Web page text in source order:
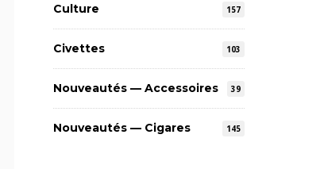
Culture 157
Civettes 103
Nouveautés — Accessoires 39
Nouveautés — Cigares 145